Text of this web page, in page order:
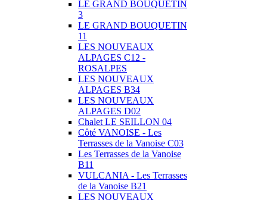
LE GRAND BOUQUETIN
3
LE GRAND BOUQUETIN
11
LES NOUVEAUX
ALPAGES C12 -
ROSALPES
LES NOUVEAUX
ALPAGES B34
LES NOUVEAUX
ALPAGES D02
Chalet LE SEILLON 04
Côté VANOISE - Les
Terrasses de la Vanoise C03
Les Terrasses de la Vanoise
B11
VULCANIA - Les Terrasses
de la Vanoise B21
LES NOUVEAUX